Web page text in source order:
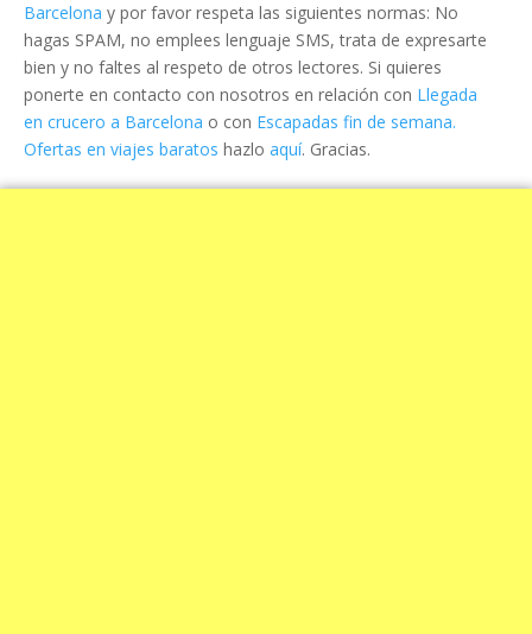
Barcelona y por favor respeta las siguientes normas: No
hagas SPAM, no emplees lenguaje SMS, trata de expresarte
bien y no faltes al respeto de otros lectores. Si quieres
ponerte en contacto con nosotros en relación con Llegada
en crucero a Barcelona o con Escapadas fin de semana.
Ofertas en viajes baratos hazlo aquí. Gracias.